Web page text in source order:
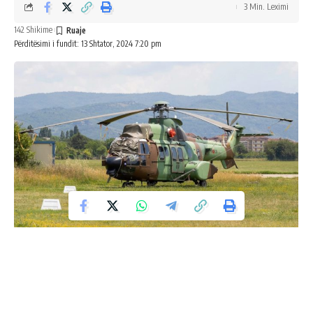
Përditësimi i fundit: 13 Shtator, 2024 7:20 pm
142 Shikime
3 Min. Leximi